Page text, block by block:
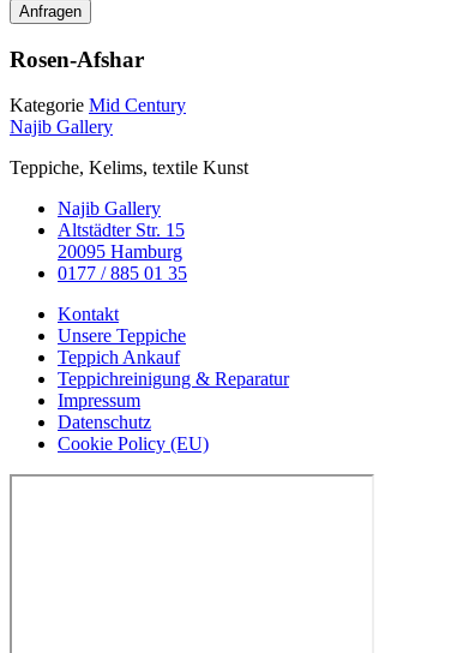
Anfragen
Rosen-Afshar
Kategorie Mid Century
Najib Gallery
Teppiche, Kelims, textile Kunst
Najib Gallery
Altstädter Str. 15
20095 Hamburg
0177 / 885 01 35
Main
Menu
Kontakt
Unsere Teppiche
Teppich Ankauf
Teppichreinigung & Reparatur
Impressum
Datenschutz
Cookie Policy (EU)